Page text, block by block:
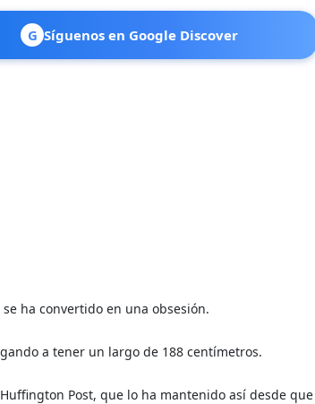
G Síguenos en Google Discover
ha convertido en una obsesión.
a tener un largo de 188 centímetros.
Post, que lo ha mantenido así desde que